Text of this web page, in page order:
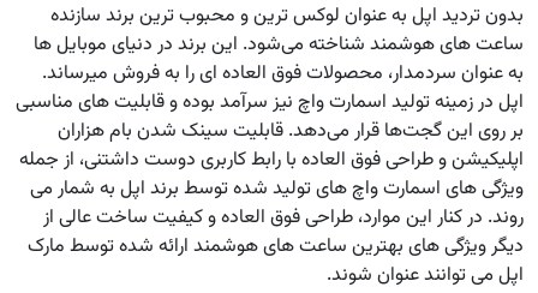
بدون تردید اپل به عنوان لوکس ترین و محبوب ترین برند سازنده
ساعت های هوشمند شناخته می‌شود. این برند در دنیای موبایل ها
به عنوان سردمدار، محصولات فوق العاده ای را به فروش میرساند.
اپل در زمینه تولید اسمارت واچ نیز سرآمد بوده و قابلیت های مناسبی
بر روی این گجت‌ها قرار می‌دهد. قابلیت سینک شدن بام هزاران
اپلیکیشن و طراحی فوق العاده با رابط کاربری دوست داشتنی، از جمله
ویژگی های اسمارت واچ های تولید شده توسط برند اپل به شمار می
روند. در کنار این موارد، طراحی فوق العاده و کیفیت ساخت عالی از
دیگر ویژگی های بهترین ساعت های هوشمند ارائه شده توسط مارک
اپل می توانند عنوان شوند.